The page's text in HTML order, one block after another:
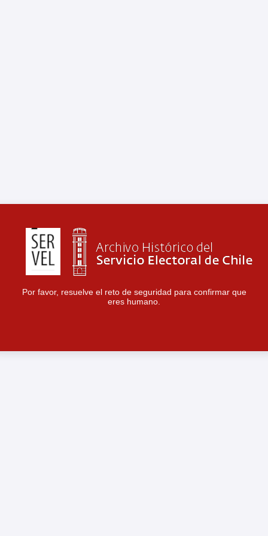
Por favor, resuelve el reto de seguridad para confirmar que
eres humano.